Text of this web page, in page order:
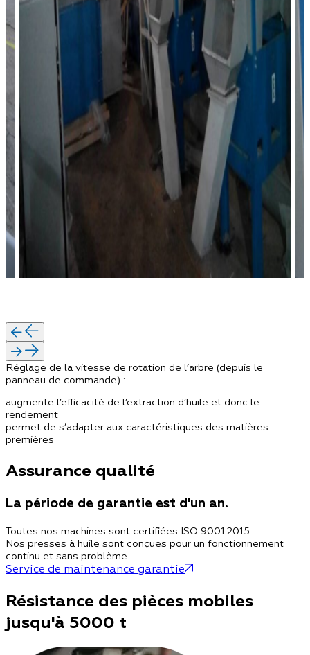
Réglage de la vitesse de rotation de l’arbre (depuis le
panneau de commande) :
augmente l’efficacité de l’extraction d’huile et donc le
rendement
permet de s’adapter aux caractéristiques des matières
premières
Assurance qualité
La période de garantie est d'un an.
Toutes nos machines sont certifiées ISO 9001:2015.
Nos presses à huile sont conçues pour un fonctionnement
continu et sans problème.
Service de maintenance garantie
Résistance des pièces mobiles
jusqu'à 5000 t